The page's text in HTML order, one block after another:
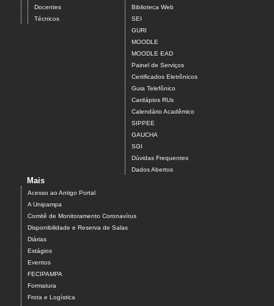
Docentes
Técnicos
Biblioteca Web
SEI
GURI
MOODLE
MOODLE EAD
Painel de Serviços
Certificados Eletrônicos
Guia Telefônico
Cardápios RUs
Calendário Acadêmico
SIPPEE
GAUCHA
SGI
Dúvidas Frequentes
Dados Abertos
Mais
Acesso ao Antigo Portal
A Unipampa
Comitê de Monitoramento Coronavírus
Disponibilidade e Reserva de Salas
Diárias
Estágios
Eventos
FECIPAMPA
Formatura
Frota e Logística